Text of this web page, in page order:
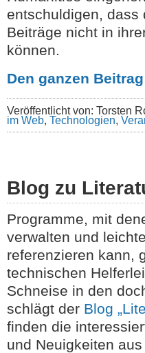
entschuldigen,
Beiträge nicht in
können.
Den ganzen
Veröffentlicht von: Torsten
im Web, Technologien,
Blog zu
Programme, mit
verwalten und
referenzieren kann,
technischen
Schneise in den
schlägt der Blog
finden die
und Neuigkeiten